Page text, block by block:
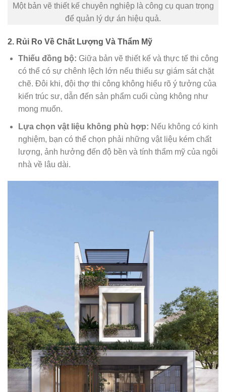
Một bản vẽ thiết kế chuyên nghiệp là công cụ quan trọng
để quản lý dự án hiệu quả.
2. Rủi Ro Về Chất Lượng Và Thẩm Mỹ
Thiếu đồng bộ: Giữa bản vẽ thiết kế và thực tế thi công
có thể có sự chênh lệch lớn nếu thiếu sự giám sát chặt
chẽ. Đôi khi, đội thợ thi công không hiểu rõ ý tưởng của
kiến trúc sư, dẫn đến sản phẩm cuối cùng không như
mong muốn.
Lựa chọn vật liệu không phù hợp: Nếu không có kinh
nghiệm, bạn có thể chọn phải những vật liệu kém chất
lượng, ảnh hưởng đến độ bền và tính thẩm mỹ của ngôi
nhà về lâu dài.